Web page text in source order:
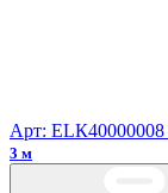
Арт: ЕLК40000008
3 м